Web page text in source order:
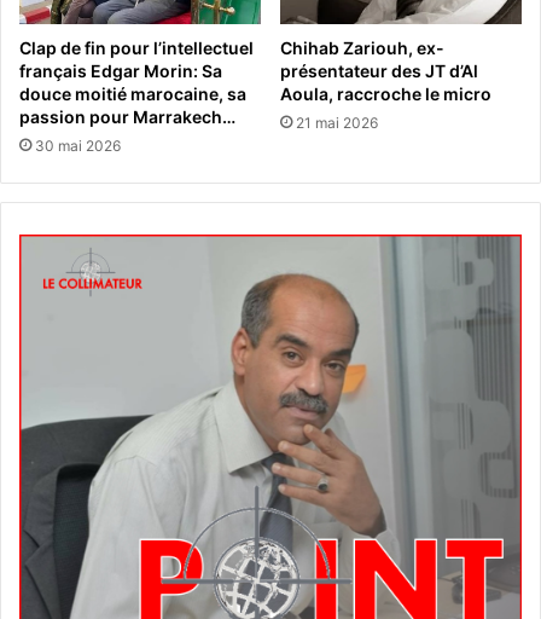
Clap de fin pour l’intellectuel
français Edgar Morin: Sa
douce moitié marocaine, sa
passion pour Marrakech…
30 mai 2026
Chihab Zariouh, ex-
présentateur des JT d’Al
Aoula, raccroche le micro
21 mai 2026